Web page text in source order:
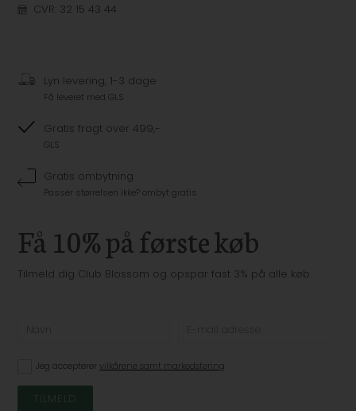
CVR: 32 15 43 44
Lyn levering, 1-3 dage
Få leveret med GLS
Gratis fragt over 499,-
GLS
Gratis ombytning
Passer størrelsen ikke? ombyt gratis
Få 10% på første køb
Tilmeld dig Club Blossom og opspar fast 3% på alle køb
Jeg accepterervilkårene samt markedsføring